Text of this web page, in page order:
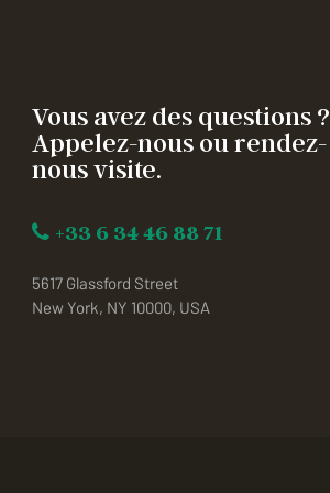
Vous avez des questions ?
Appelez-nous ou rendez-
nous visite.
+33 6 34 46 88 71
5617 Glassford Street
New York, NY 10000, USA